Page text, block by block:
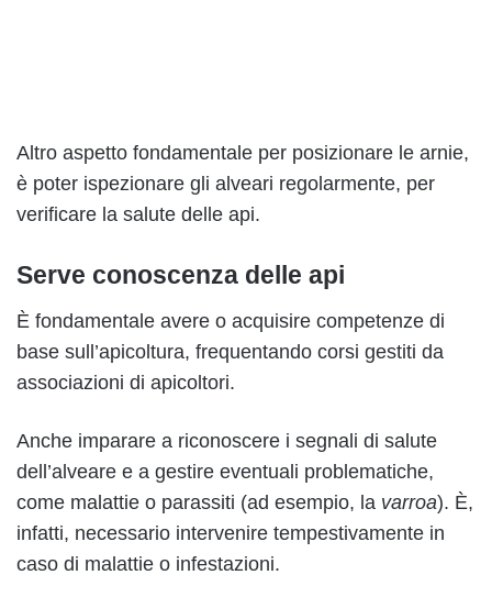
Altro aspetto fondamentale per posizionare le arnie,
è poter ispezionare gli alveari regolarmente, per
verificare la salute delle api.
Serve conoscenza delle api
È fondamentale avere o acquisire competenze di
base sull’apicoltura, frequentando corsi gestiti da
associazioni di apicoltori.
Anche imparare a riconoscere i segnali di salute
dell’alveare e a gestire eventuali problematiche,
come malattie o parassiti (ad esempio, la varroa). È,
infatti, necessario intervenire tempestivamente in
caso di malattie o infestazioni.